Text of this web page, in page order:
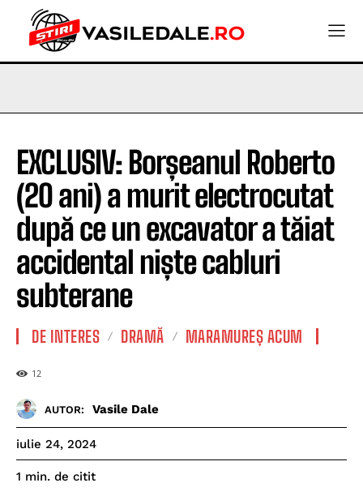
EXCLUSIV: Borșeanul Roberto
(20 ani) a murit electrocutat
după ce un excavator a tăiat
accidental niște cabluri
subterane
DE INTERES DRAMĂ MARAMUREȘ ACUM
12
AUTOR: Vasile Dale
iulie 24, 2024
1 min. de citit